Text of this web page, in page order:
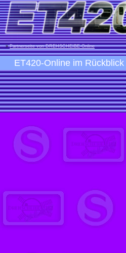
»Partnerseite von DREHSCHEIBE-Online
ET420-Online im Rückblick